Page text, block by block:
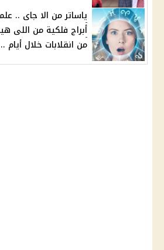
أبراج فلكية من اللى
من انقلابات خلال